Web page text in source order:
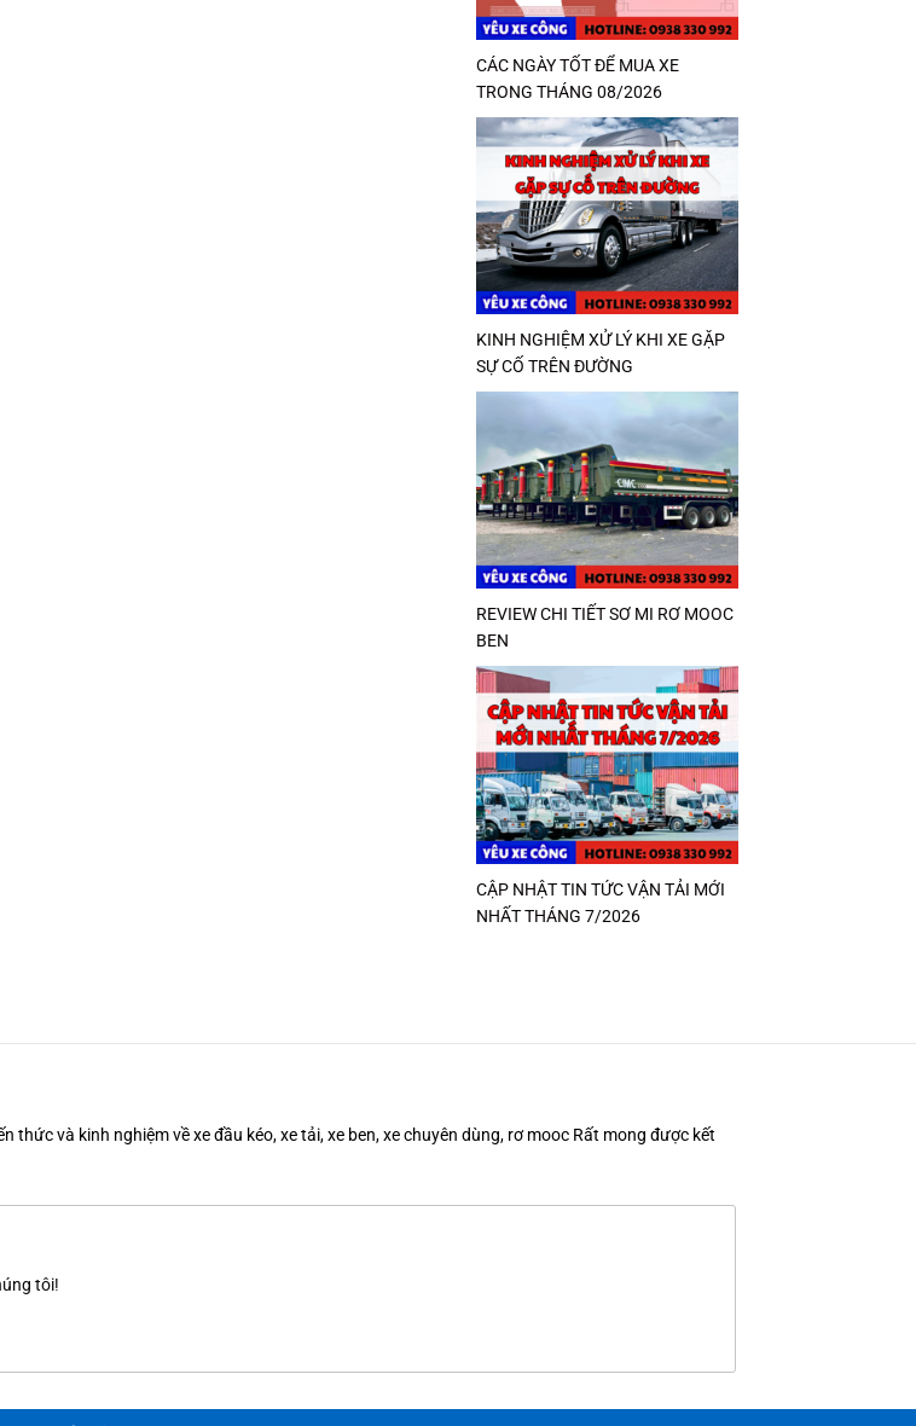
CÁC NGÀY TỐT ĐỂ MUA XE
TRONG THÁNG 08/2026
KINH NGHIỆM XỬ LÝ KHI XE GẶP
SỰ CỐ TRÊN ĐƯỜNG
REVIEW CHI TIẾT SƠ MI RƠ MOOC
BEN
CẬP NHẬT TIN TỨC VẬN TẢI MỚI
NHẤT THÁNG 7/2026
và kinh nghiệm về xe đầu kéo, xe tải, xe ben, xe chuyên dùng, rơ mooc Rất mong được kết
tôi!